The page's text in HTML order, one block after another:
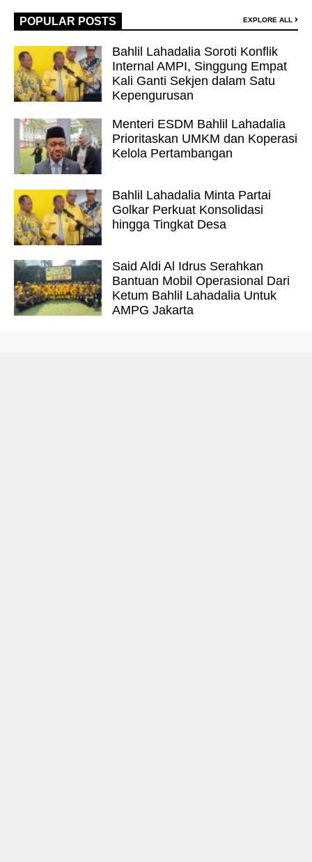
POPULAR POSTS EXPLORE ALL
Bahlil Lahadalia Soroti Konflik
Internal AMPI, Singgung Empat
Kali Ganti Sekjen dalam Satu
Kepengurusan
Menteri ESDM Bahlil Lahadalia
Prioritaskan UMKM dan Koperasi
Kelola Pertambangan
Bahlil Lahadalia Minta Partai
Golkar Perkuat Konsolidasi
hingga Tingkat Desa
Said Aldi Al Idrus Serahkan
Bantuan Mobil Operasional Dari
Ketum Bahlil Lahadalia Untuk
AMPG Jakarta